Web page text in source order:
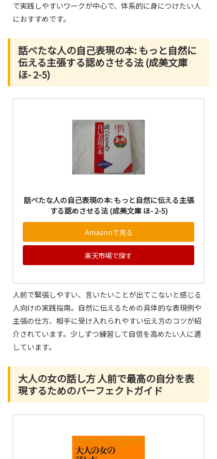
で実践しやすいワークが中心で、体系的に身につけたい人
におすすめです。
話べたな人の自己表現の本: もっと自然に
伝える主張する認めさせる法 (成美文庫
ほ- 2-5)
話べたな人の自己表現の本: もっと自然に伝える主張
する認めさせる法 (成美文庫 ほ- 2-5)
Amazonで見る
楽天市場で探す
人前で緊張しやすい、言いたいことが出てこないと感じる
人向けの実践指南。自然に伝えるための具体的な表現例や
主張の仕方、相手に受け入れられやすい伝え方のコツが紹
介されています。少しずつ練習して自信を高めたい人に適
しています。
大人の女の話し方 人前で最高の自分を表
現するためのパーフェクトガイド